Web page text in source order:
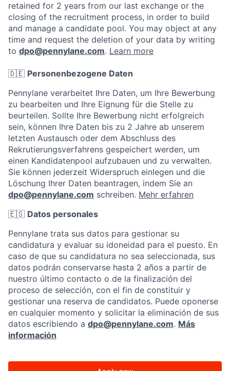
retained for 2 years from our last exchange or the
closing of the recruitment process, in order to build
and manage a candidate pool. You may object at any
time and request the deletion of your data by writing
to dpo@pennylane.com. Learn more
🇩🇪 Personenbezogene Daten
Pennylane verarbeitet Ihre Daten, um Ihre Bewerbung
zu bearbeiten und Ihre Eignung für die Stelle zu
beurteilen. Sollte Ihre Bewerbung nicht erfolgreich
sein, können Ihre Daten bis zu 2 Jahre ab unserem
letzten Austausch oder dem Abschluss des
Rekrutierungsverfahrens gespeichert werden, um
einen Kandidatenpool aufzubauen und zu verwalten.
Sie können jederzeit Widerspruch einlegen und die
Löschung Ihrer Daten beantragen, indem Sie an
dpo@pennylane.com schreiben. Mehr erfahren
🇪🇸 Datos personales
Pennylane trata sus datos para gestionar su
candidatura y evaluar su idoneidad para el puesto. En
caso de que su candidatura no sea seleccionada, sus
datos podrán conservarse hasta 2 años a partir de
nuestro último contacto o de la finalización del
proceso de selección, con el fin de constituir y
gestionar una reserva de candidatos. Puede oponerse
en cualquier momento y solicitar la eliminación de sus
datos escribiendo a dpo@pennylane.com. Más
información